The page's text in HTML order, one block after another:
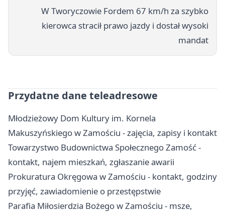
W Tworyczowie Fordem 67 km/h za szybko
kierowca stracił prawo jazdy i dostał wysoki
mandat
Przydatne dane teleadresowe
Młodzieżowy Dom Kultury im. Kornela
Makuszyńskiego w Zamościu - zajęcia, zapisy i kontakt
Towarzystwo Budownictwa Społecznego Zamość -
kontakt, najem mieszkań, zgłaszanie awarii
Prokuratura Okręgowa w Zamościu - kontakt, godziny
przyjęć, zawiadomienie o przestępstwie
Parafia Miłosierdzia Bożego w Zamościu - msze,